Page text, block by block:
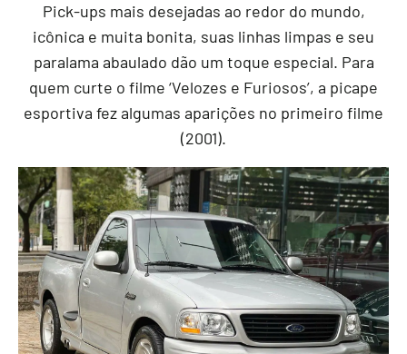
Pick-ups mais desejadas ao redor do mundo,
icônica e muita bonita, suas linhas limpas e seu
paralama abaulado dão um toque especial. Para
quem curte o filme ‘Velozes e Furiosos’, a picape
esportiva fez algumas aparições no primeiro filme
(2001).